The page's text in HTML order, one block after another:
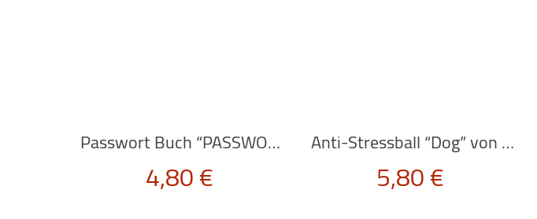
Passwort Buch “PASSWORD KEEPER BOOK” von Kikkerland
4,80€
Anti-Stressball “Dog” von Kikkerland
5,80€